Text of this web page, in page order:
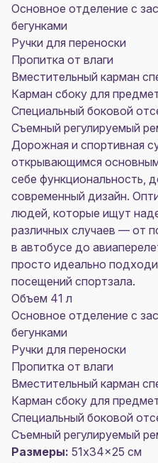
Основное отделение с
бегунками
Ручки для переноски
Пропитка от влаги
Вместительный карман
Карман сбоку для
Специальный боковой
Съемный регулируемый
Дорожная и спортивная
открывающимся
себе функциональность,
современный дизайн.
людей, которые ищут
различных случаев — от
в автобусе до
просто идеально
посещений спортзала.
Объем 41 л
Основное отделение с
бегунками
Ручки для переноски
Пропитка от влаги
Вместительный карман
Карман сбоку для
Специальный боковой
Съемный регулируемый
Размеры: 51x34x25 см